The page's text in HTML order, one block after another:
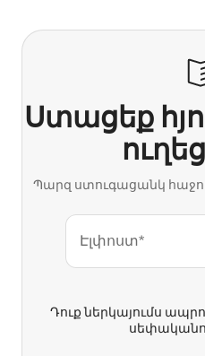
Ստացեք
Պարզ ստուգացանկ
Էլփոստ*
Դուք ներկայումս